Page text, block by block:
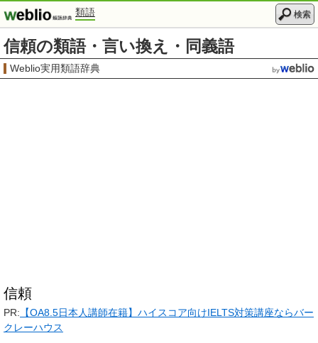
類語 検索
信頼の類語・言い換え・同義語
Weblio実用類語辞典
信頼
PR: 【OA8.5日本人講師在籍】ハイスコア向けIELTS対策講座ならバー
クレーハウス